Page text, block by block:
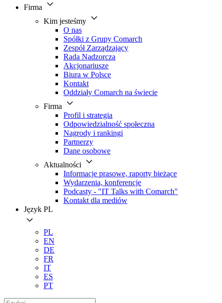
Firma
Kim jesteśmy
O nas
Spółki z Grupy Comarch
Zespół Zarządzający
Rada Nadzorcza
Akcjonariusze
Biura w Polsce
Kontakt
Oddziały Comarch na świecie
Firma
Profil i strategia
Odpowiedzialność społeczna
Nagrody i rankingi
Partnerzy
Dane osobowe
Aktualności
Informacje prasowe, raporty bieżące
Wydarzenia, konferencje
Podcasty - "IT Talks with Comarch"
Kontakt dla mediów
Język PL
PL
EN
DE
FR
IT
ES
PT